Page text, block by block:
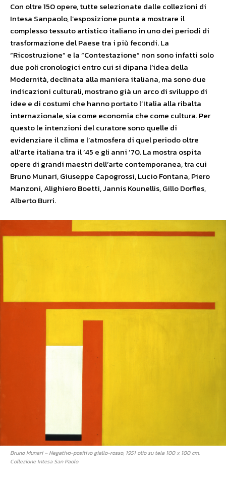
Con oltre 150 opere, tutte selezionate dalle collezioni di
Intesa Sanpaolo, l’esposizione punta a mostrare il
complesso tessuto artistico italiano in uno dei periodi di
trasformazione del Paese tra i più fecondi. La
“Ricostruzione” e la “Contestazione” non sono infatti solo
due poli cronologici entro cui si dipana l’idea della
Modernità, declinata alla maniera italiana, ma sono due
indicazioni culturali, mostrano già un arco di sviluppo di
idee e di costumi che hanno portato l’Italia alla ribalta
internazionale, sia come economia che come cultura. Per
questo le intenzioni del curatore sono quelle di
evidenziare il clima e l’atmosfera di quel periodo oltre
all’arte italiana tra il ’45 e gli anni ’70. La mostra ospita
opere di grandi maestri dell’arte contemporanea, tra cui
Bruno Munari, Giuseppe Capogrossi, Lucio Fontana, Piero
Manzoni, Alighiero Boetti, Jannis Kounellis, Gillo Dorfles,
Alberto Burri.
Bruno Munari – Negativo-positivo giallo-rosso, 1951 olio su tela 100 x 100 cm.
Collezione Intesa San Paolo